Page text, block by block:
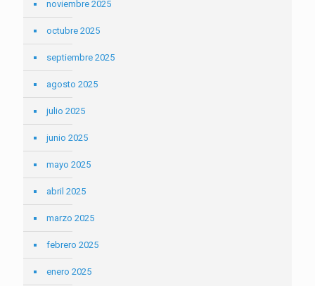
noviembre 2025
octubre 2025
septiembre 2025
agosto 2025
julio 2025
junio 2025
mayo 2025
abril 2025
marzo 2025
febrero 2025
enero 2025